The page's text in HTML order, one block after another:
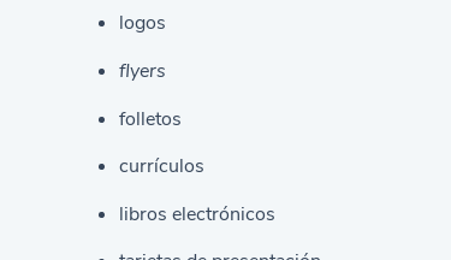
logos
flyers
folletos
currículos
libros electrónicos